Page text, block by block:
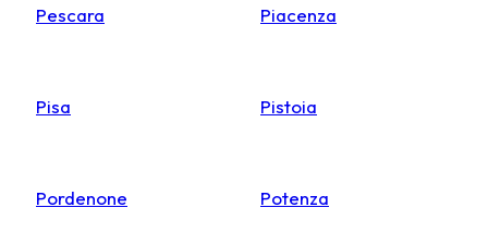
Pescara Piacenza
Pisa Pistoia
Pordenone Potenza